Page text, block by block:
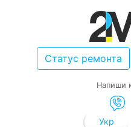
Статус ремонта
Напиши
Укр